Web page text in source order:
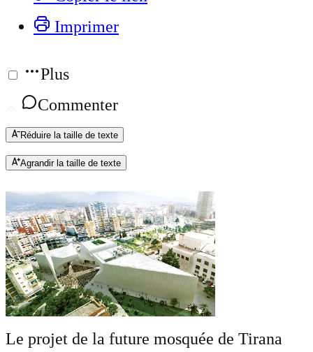
Imprimer
Plus
Commenter
Réduire la taille de texte
Agrandir la taille de texte
Le projet de la future mosquée de Tirana